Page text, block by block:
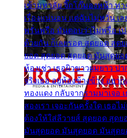
เข้ามหาลัย จิ๊กโก๊มองหน้า ท่
เรื่องแน่นอน แต่ฉันไม่หวั่น เ
พรั่นพรือ มันตอบว่าไม่พรื่อ เป
ด้วยกัน ก็เลยรอด สุดยอด สุด
ยอด สุดยอด สุดยอด มันสุดย
ห้องเช่า เธอผิวขาวผมยาว ป
จริงเธอ อยู่ห้องข้างข้าง อยา
ทองแดง กลับจากรามมาเจอ
สองเรา เจอะกันครั้งใด เธอไ
ต้องให้ใส่ลีวายส์ สุดยอด สุด
มันสุดยอด มันสุดยอด มันสุด